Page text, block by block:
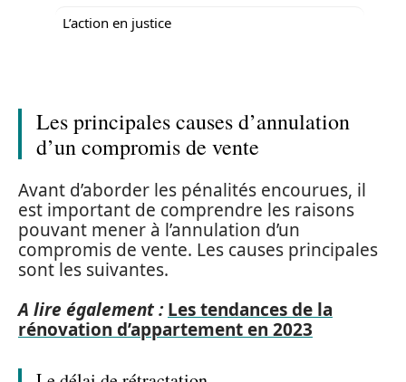
L’action en justice
Les principales causes d’annulation
d’un compromis de vente
Avant d’aborder les pénalités encourues, il
est important de comprendre les raisons
pouvant mener à l’annulation d’un
compromis de vente. Les causes principales
sont les suivantes.
A lire également : Les tendances de la
rénovation d’appartement en 2023